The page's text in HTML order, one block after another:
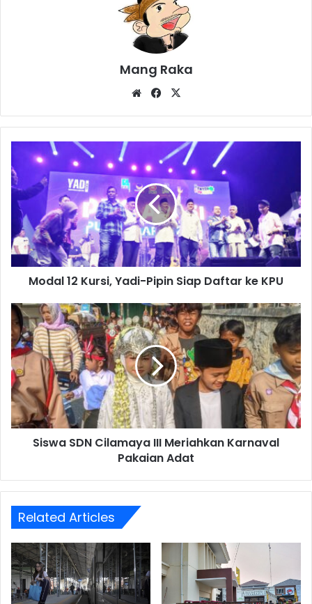
Mang Raka
WebsiteFacebook
Kursi,
Yadi-
Pipin
Siap
Daftar
ke
KPU
Modal 12 Kursi, Yadi-Pipin Siap Daftar ke KPU
Siswa
SDN
Cilamaya
III
Meriahkan
Karnaval
Pakaian
Adat
Siswa SDN Cilamaya III Meriahkan Karnaval
Pakaian Adat
Related Articles